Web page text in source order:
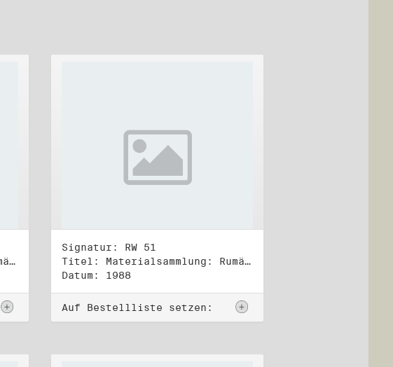
Titel: Materialsammlung: Rumänien (1)
Signatur: RW 51
Titel: Materialsammlung: Rumänien (2)
Datum: 1988
Auf Bestellliste setzen: